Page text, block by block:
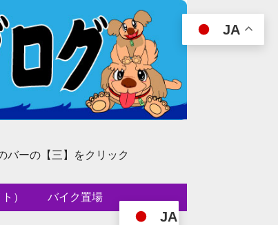
バーの【三】をクリック
） バイク置場
JA
JA